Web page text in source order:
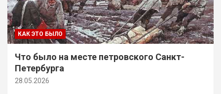
КАК ЭТО БЫЛО
Что было на месте петровского Санкт-
Петербурга
28.05.2026